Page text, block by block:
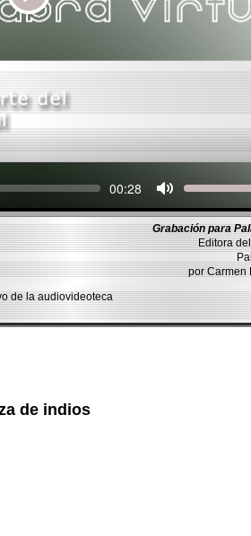
Play
Current
00:28
Grabación para
Editora
por
de la audiovideoteca
de indios